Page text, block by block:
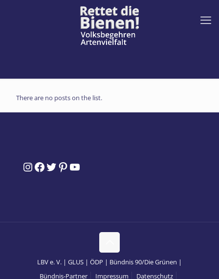
There are no posts on the list.
Instagram
Facebook
Twitter
Pinterest
YouTube
LBV e. V. | GLUS | ÖDP | Bündnis 90/Die Grünen |
Bündnis-Partner
Impressum
Datenschutz